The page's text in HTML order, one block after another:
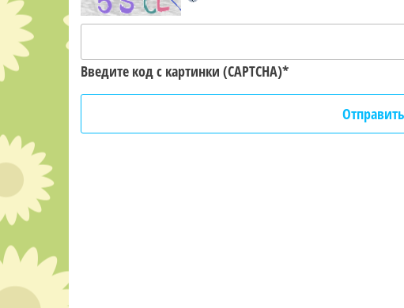
Введите код с картинки (CAPTCHA)*